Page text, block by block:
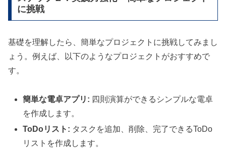
に挑戦
基礎を理解したら、簡単なプロジェクトに挑戦してみまし
ょう。例えば、以下のようなプロジェクトがおすすめで
す。
簡単な電卓アプリ: 四則演算ができるシンプルな電卓
を作成します。
ToDoリスト: タスクを追加、削除、完了できるToDo
リストを作成します。